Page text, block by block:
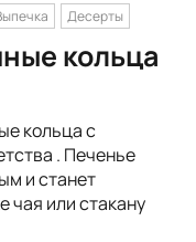
Десерты
кольца
кольца с
. Печенье
и станет
чая или стакану